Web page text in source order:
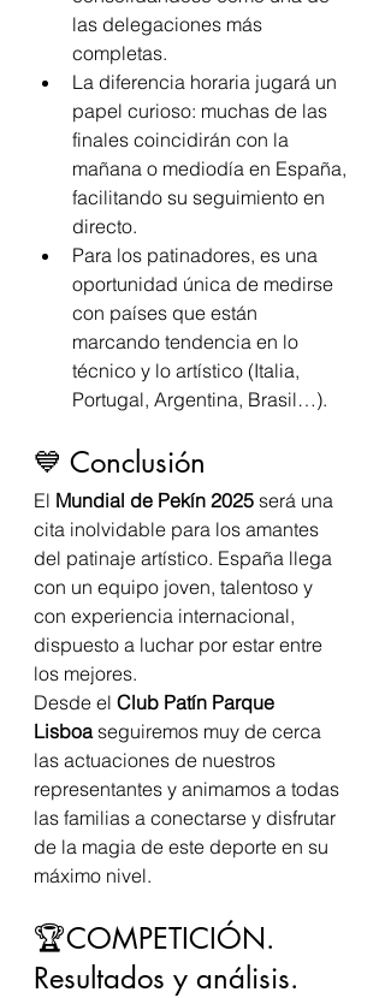
las delegaciones más
completas.
La diferencia horaria jugará un
papel curioso: muchas de las
finales coincidirán con la
mañana o mediodía en España,
facilitando su seguimiento en
directo.
Para los patinadores, es una
oportunidad única de medirse
con países que están
marcando tendencia en lo
técnico y lo artístico (Italia,
Portugal, Argentina, Brasil…).
💙 Conclusión
El Mundial de Pekín 2025 será una
cita inolvidable para los amantes
del patinaje artístico. España llega
con un equipo joven, talentoso y
con experiencia internacional,
dispuesto a luchar por estar entre
los mejores.
Desde el Club Patín Parque
Lisboa seguiremos muy de cerca
las actuaciones de nuestros
representantes y animamos a todas
las familias a conectarse y disfrutar
de la magia de este deporte en su
máximo nivel.
🏆COMPETICIÓN.
Resultados y análisis.